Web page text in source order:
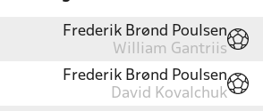
Frederik Brønd Poulsen
William Gantriis
Frederik Brønd Poulsen
David Kovalchuk